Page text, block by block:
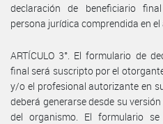
declaración de beneficiario
persona jurídica comprendida en el
ARTÍCULO 3°. El formulario de
final será suscripto por el
y/o el profesional autorizante en
deberá generarse desde su
del organismo. El formulario